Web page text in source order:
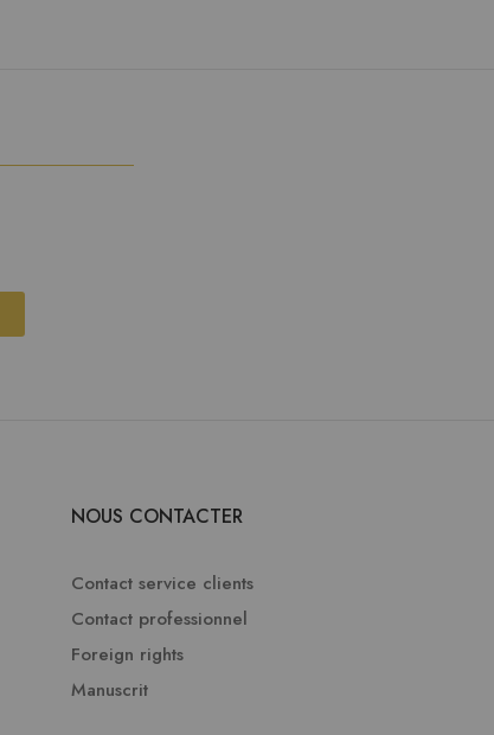
NOUS CONTACTER
Contact service clients
Contact professionnel
Foreign rights
Manuscrit